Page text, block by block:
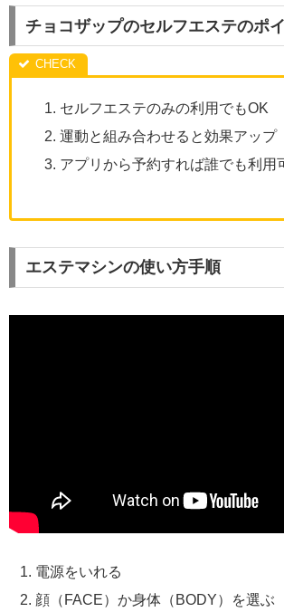
チョコザップのセルフエステのポ
セルフエステのみの利用でもOK
運動と組み合わせると効果アップ
アプリから予約すれば誰でも利用
エステマシンの使い方手順
電源をいれる
顔（FACE）か身体（BODY）を選ぶ